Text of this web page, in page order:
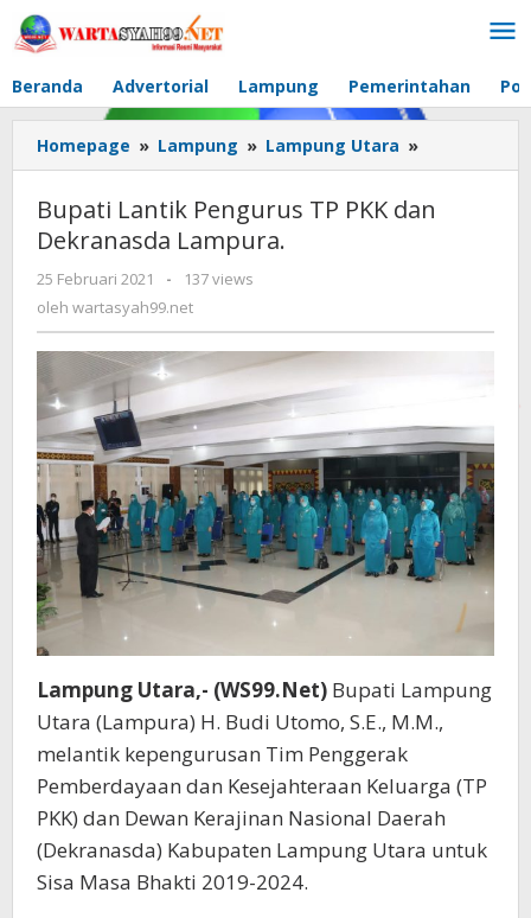
Lewati
ke
Beranda
Advertorial Lampung Pemerintahan
Homepage » Lampung » Lampung Utara »
Lantik
TP
Bupati Lantik Pengurus TP PKK dan
Dekranasda Lampura.
25 Februari 2021
oleh
wartasyah99.net
-
137 views
oleh wartasyah99.net
Lampung Utara,- (WS99.Net) Bupati Lampung
Utara (Lampura) H. Budi Utomo, S.E., M.M.,
melantik kepengurusan Tim Penggerak
Pemberdayaan dan Kesejahteraan Keluarga (TP
PKK) dan Dewan Kerajinan Nasional Daerah
(Dekranasda) Kabupaten Lampung Utara untuk
Sisa Masa Bhakti 2019-2024.